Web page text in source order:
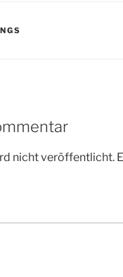
nicht veröffentlicht.